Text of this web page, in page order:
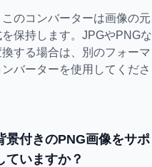
のコンバーターは画像の元
保持します。JPGやPNGな
換する場合は、別のフォーマ
ンバーターを使用してくださ
景付きのPNG画像をサポ
ていますか？